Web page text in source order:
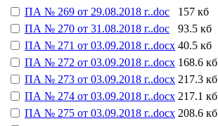
ПА № 269 от 29.08.2018 г..doc
157 кб
ПА № 270 от 31.08.2018 г..doc
93.5 кб
ПА № 271 от 03.09.2018 г..docx 40.5 кб
ПА № 272 от 03.09.2018 г..docx 168.6 кб
ПА № 273 от 03.09.2018 г..docx 217.3 кб
ПА № 274 от 03.09.2018 г..docx 217.1 кб
ПА № 275 от 03.09.2018 г..docx 208.6 кб